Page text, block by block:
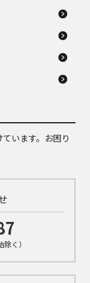
います。お困り
く）